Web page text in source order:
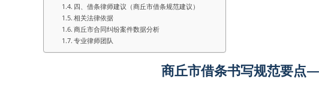
四、借条律师建议（商丘市借条规范建议）
相关法律依据
商丘市合同纠纷案件数据分析
专业律师团队
商丘市借条书写规范要点